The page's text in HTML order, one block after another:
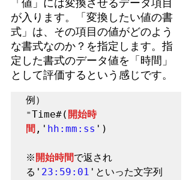
「値」には変換させるデータ項目
が入ります。「変換したい値の書
式」は、その項目の値がどのよう
な書式なのか？を指定します。指
定した書式のデータ値を「時間」
として評価するという感じです。
例）
⁼Time#( 開始時
間 ,' hh:mm:ss ')
※ 開始時間で返され
る' 23:59:01 'といった文字列